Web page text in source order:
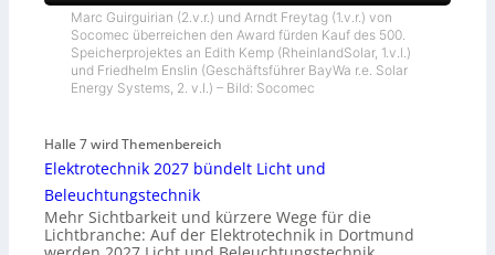
Marc Guirguirian (2.v.r.) und Arndt Freytag (1.v.r.) von
Socomec überreichen den Award fürden Kauf des 500.
Speicherprojektes an Edith Kemp (RheinlandSolar, 1.v.l.)
und Friedhelm Enslin (Geschäftsführer BayWa r.e. Solar
Energy Systems, 2. v.l.) – Bild: Socomec
Halle 7 wird Themenbereich
Elektrotechnik 2027 bündelt Licht und
Beleuchtungstechnik
Mehr Sichtbarkeit und kürzere Wege für die
Lichtbranche: Auf der Elektrotechnik in Dortmund